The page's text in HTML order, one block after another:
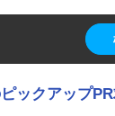
ックアップ